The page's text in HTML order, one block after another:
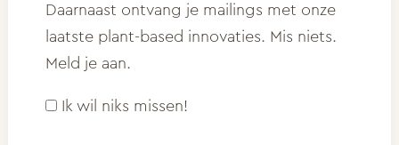
Daarnaast ontvang je mailings met onze
laatste plant-based innovaties. Mis niets.
Meld je aan.
Ik wil niks missen!